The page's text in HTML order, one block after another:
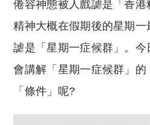
倦容神態被人戲謔是「香
精神大概在假期後的星期
謔是「星期一症候群」。今
會講解「星期一症候群」
「條件」呢?